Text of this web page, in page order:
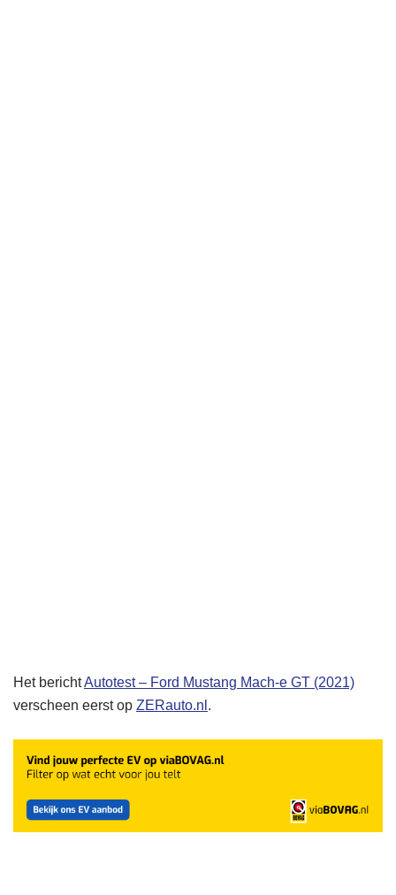
Het berichtAutotest – Ford Mustang Mach-e GT (2021)
verscheen eerst op ZERauto.nl .